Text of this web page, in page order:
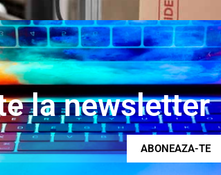
la newsletter
ABONEAZA-TE